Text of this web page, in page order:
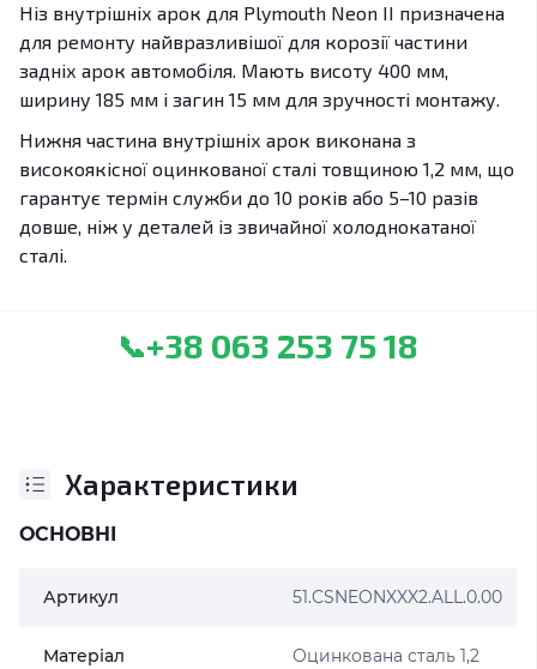
Ніз внутрішніх арок для Plymouth Neon II призначена
для ремонту найвразливішої для корозії частини
задніх арок автомобіля. Мають висоту 400 мм,
ширину 185 мм і загин 15 мм для зручності монтажу.
Нижня частина внутрішніх арок виконана з
високоякісної оцинкованої сталі товщиною 1,2 мм, що
гарантує термін служби до 10 років або 5–10 разів
довше, ніж у деталей із звичайної холоднокатаної
сталі.
📞+38 063 253 75 18
Характеристики
ОСНОВНІ
Артикул 51.CSNEONXXX2.ALL.0.00
Матеріал
Оцинкована сталь 1,2